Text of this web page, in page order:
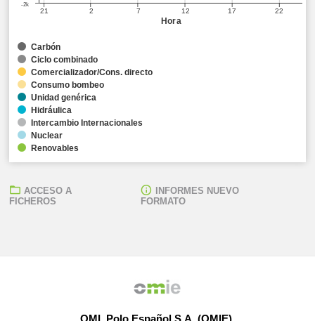
Hora
21 2 7 12 17 22
-2k
Carbón
Ciclo combinado
Comercializador/Cons. directo
Consumo bombeo
Unidad genérica
Hidráulica
Intercambio Internacionales
Nuclear
Renovables
ACCESO A
FICHEROS
INFORMES NUEVO
FORMATO
OMI, Polo Español S.A. (OMIE)